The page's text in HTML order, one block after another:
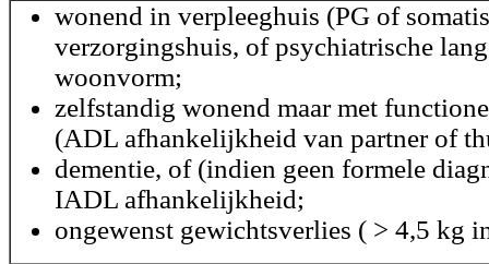
wonend in verpleeghuis (PG of
verzorgingshuis, of psychiatrische
woonvorm;
zelfstandig wonend maar met
(ADL afhankelijkheid van partner of
dementie, of (indien geen formele
IADL afhankelijkheid;
ongewenst gewichtsverlies ( > 4,5 kg